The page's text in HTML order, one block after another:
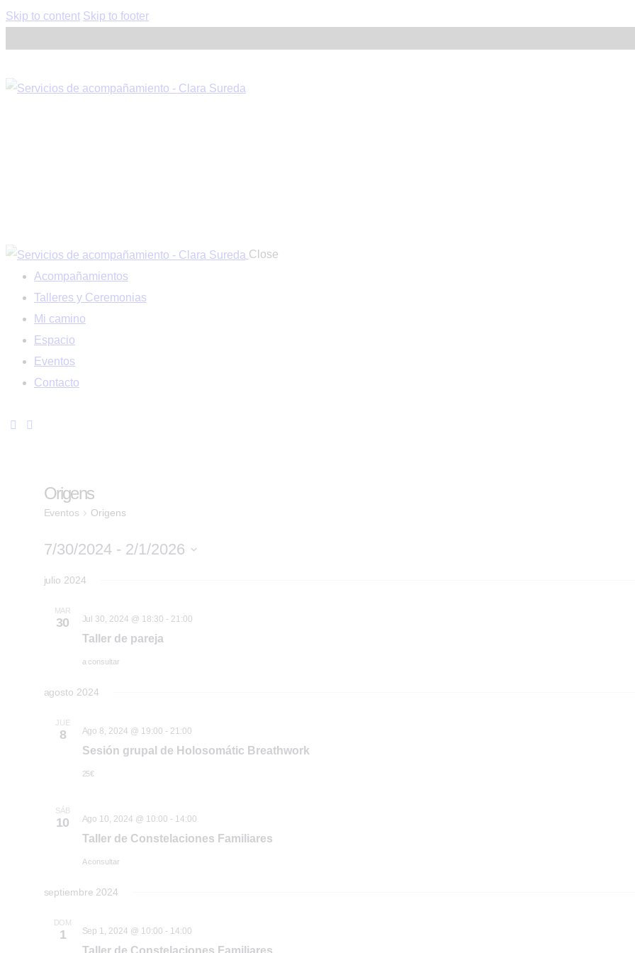
Skip to content Skip to footer
Close
Acompañamientos
Talleres y Ceremonias
Mi camino
Espacio
Eventos
Contacto
Origens
Eventos Origens
7/30/2024 - 2/1/2026
julio 2024
MAR
30 Jul 30, 2024 @ 18:30 - 21:00
Taller de pareja
a consultar
agosto 2024
JUE
8 Ago 8, 2024 @ 19:00 - 21:00
Sesión grupal de Holosomátic Breathwork
25€
SÁB
10 Ago 10, 2024 @ 10:00 - 14:00
Taller de Constelaciones Familiares
A consultar
septiembre 2024
DOM
1 Sep 1, 2024 @ 10:00 - 14:00